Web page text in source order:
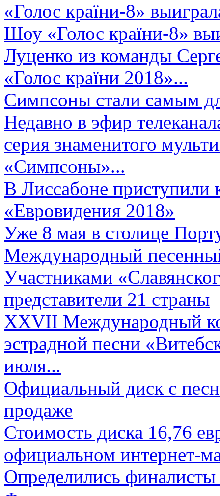
«Голос країни-8»
Шоу «Голос країни-8»
Луценко из команды
«Голос країни 2018»...
Симпсоны стали самым
Недавно в эфир
серия знаменитого
«Симпсоны»...
В Лиссабоне приступили
«Евровидения 2018»
Уже 8 мая в столице
Международный
Участниками
представители 21 страны
XXVII Международный
эстрадной песни
июля...
Официальный диск с
продаже
Стоимость диска 16,76
официальном интернет-
Определились